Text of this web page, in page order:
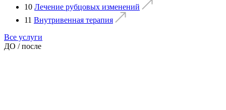
10 Лечение рубцовых изменений
11 Внутривенная терапия
Все услуги
ДО / после